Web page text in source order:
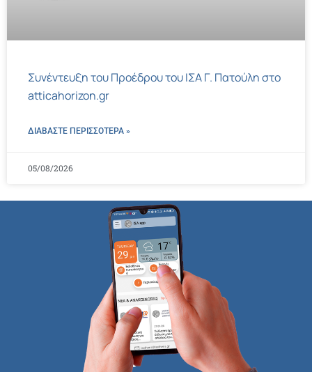
Συνέντευξη του Προέδρου του ΙΣΑ Γ. Πατούλη στο
atticahorizon.gr
ΔΙΑΒΑΣΤΕ ΠΕΡΙΣΣΌΤΕΡΑ »
05/08/2026